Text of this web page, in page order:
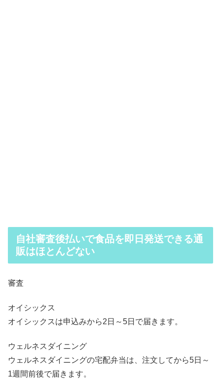
自社審査後払いで食品を即日発送できる通
販はほとんどない
審査
オイシックス
オイシックスは申込みから2日～5日で届きます。
ウェルネスダイニング
ウェルネスダイニングの宅配弁当は、注文してから5日～
1週間前後で届きます。